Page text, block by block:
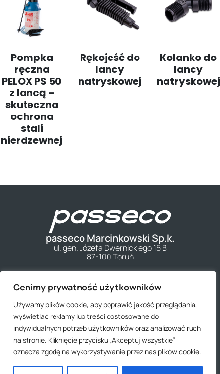
Cenimy prywatność użytkowników
Używamy plików cookie, aby poprawić jakość przeglądania,
wyświetlać reklamy lub treści dostosowane do
indywidualnych potrzeb użytkowników oraz analizować ruch
na stronie. Kliknięcie przycisku „Akceptuj wszystkie”
oznacza zgodę na wykorzystywanie przez nas plików cookie.
Pompka
ręczna
PELOX PS 50
z lancą –
skuteczna
ochrona
stali
nierdzewnej
Rękojeść do
lancy
natryskowej
Kolanko do
lancy
natryskowej
passeco Marcinkowski Sp.k.
ul. gen. Józefa Dwernickiego 15 B
87-100 Toruń
Kontakt
Regulamin
Polityka Prywatności
Wysyłka